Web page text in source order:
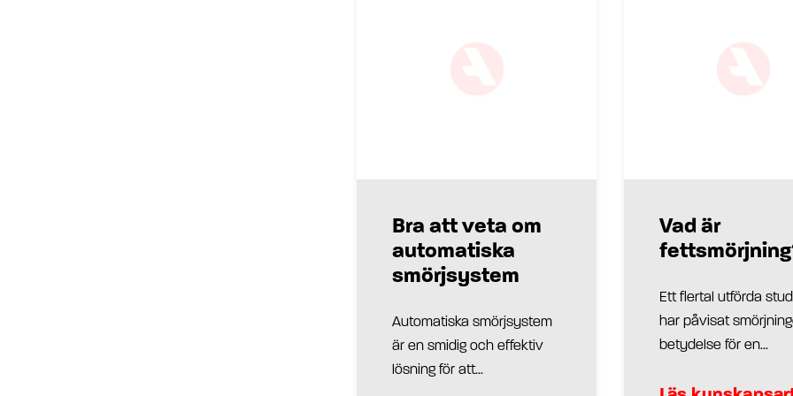
Bra att veta om
automatiska
smörjsystem
Automatiska smörjsystem
är en smidig och effektiv
lösning för att...
Vad är
Ett flertal utförda
har påvisat
betydelse för en...